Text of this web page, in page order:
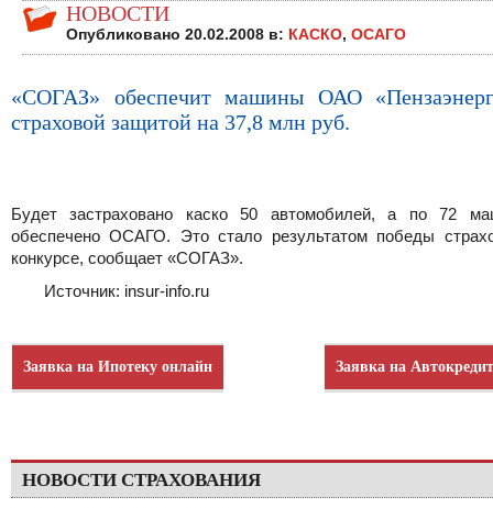
НОВОСТИ
Опубликовано 20.02.2008 в: КАСКО, ОСАГО
«СОГАЗ» обеспечит машины ОАО
страховой защитой на 37,8 млн руб.
Будет застраховано каско 50 автомобилей, а по 72
обеспечено ОСАГО. Это стало результатом победы
конкурсе, сообщает «СОГАЗ».
Источник: insur-info.ru
Заявка на Ипотеку онлайн Заявка на
НОВОСТИ СТРАХОВАНИЯ